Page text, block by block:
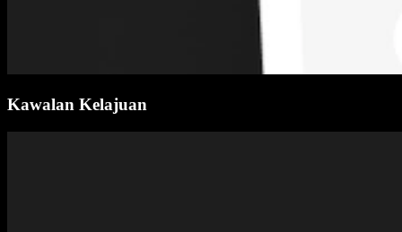
Kawalan Kelajuan